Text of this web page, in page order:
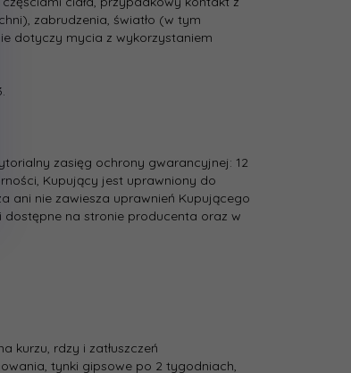
zabrudzenia, światło (w tym
dotyczy mycia z wykorzystaniem
zasięg ochrony gwarancyjnej: 12
Kupujący jest uprawniony do
ani nie zawiesza uprawnień Kupującego
na stronie producenta oraz w
kurzu, rdzy i zatłuszczeń
tynki gipsowe po 2 tygodniach,